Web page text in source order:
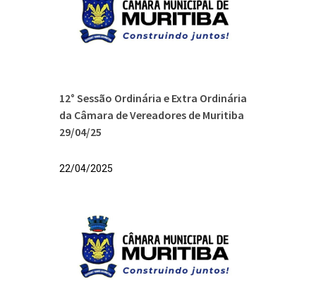
12° Sessão Ordinária e Extra Ordinária
da Câmara de Vereadores de Muritiba
29/04/25
22/04/2025